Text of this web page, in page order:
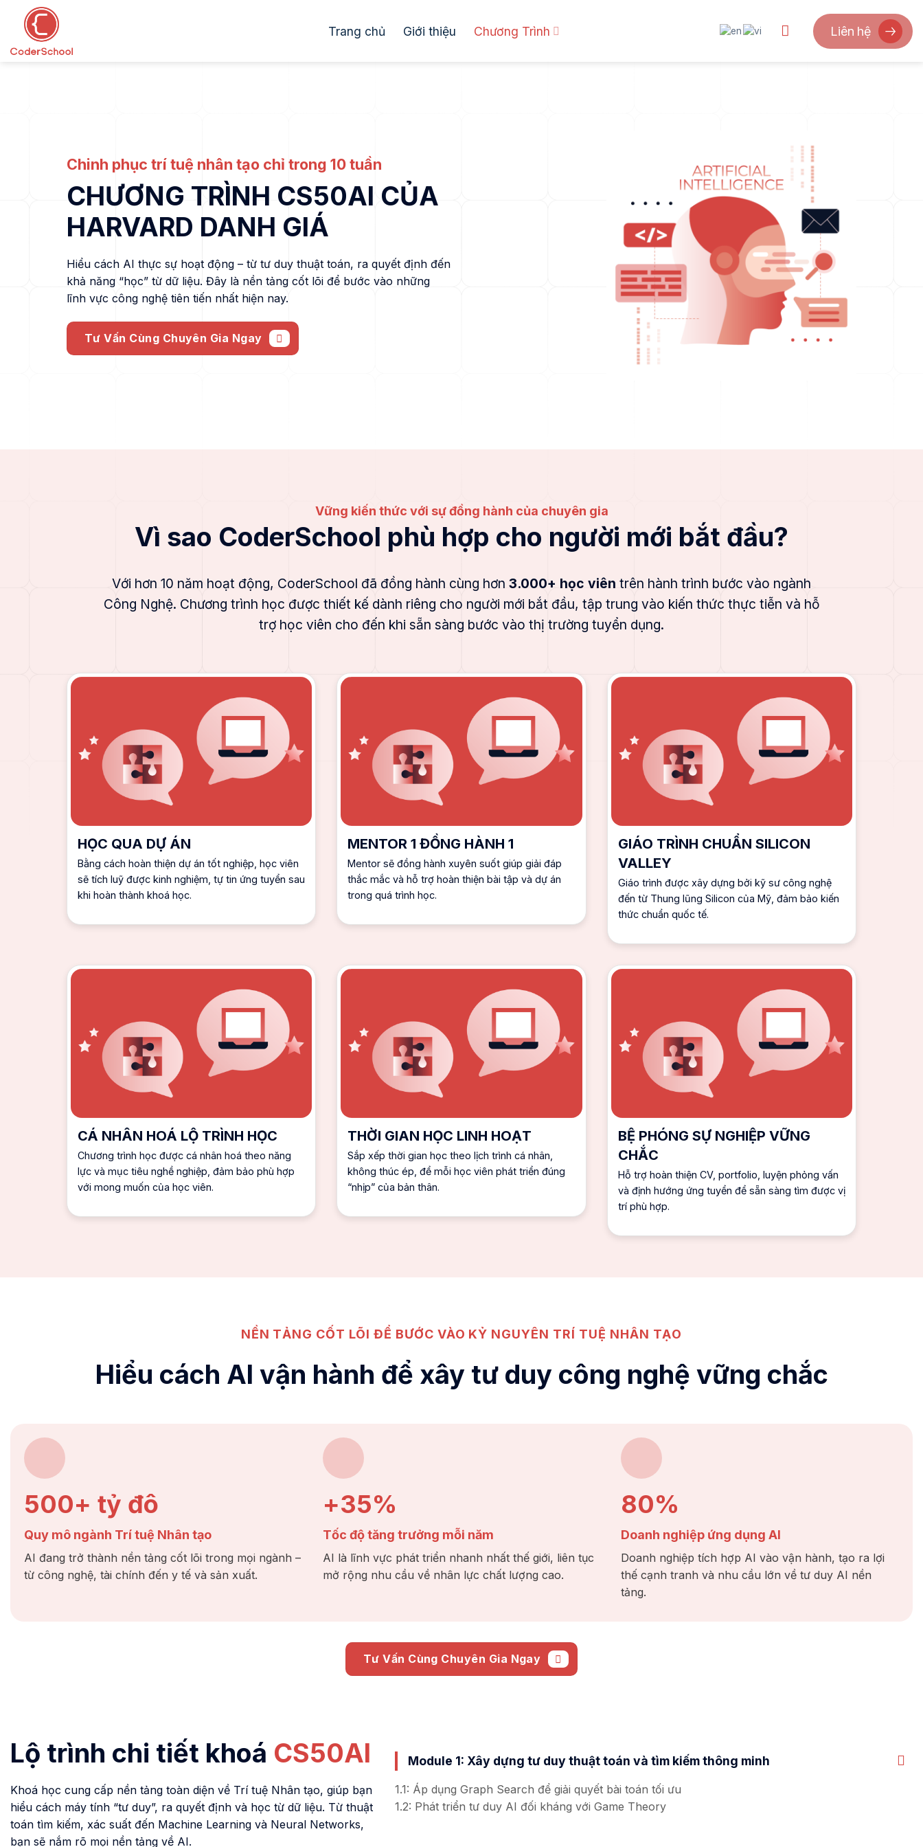
dung
Trang chủ Giới thiệu Chương Trình Liên hệ
Chinh phục trí tuệ nhân tạo chỉ trong 10 tuần
CHƯƠNG TRÌNH CS50AI CỦA
HARVARD DANH GIÁ
Hiểu cách AI thực sự hoạt động – từ tư duy thuật toán, ra quyết định đến
khả năng “học” từ dữ liệu. Đây là nền tảng cốt lõi để bước vào những
lĩnh vực công nghệ tiên tiến nhất hiện nay.
Tư Vấn Cùng Chuyên Gia Ngay
Vững kiến thức với sự đồng hành của chuyên gia
Vì sao CoderSchool phù hợp cho người mới bắt đầu?
Với hơn 10 năm hoạt động, CoderSchool đã đồng hành cùng hơn 3.000+ học viên trên hành trình bước vào ngành
Công Nghệ. Chương trình học được thiết kế dành riêng cho người mới bắt đầu, tập trung vào kiến thức thực tiễn và hỗ
trợ học viên cho đến khi sẵn sàng bước vào thị trường tuyển dụng.
HỌC QUA DỰ ÁN
Bằng cách hoàn thiện dự án tốt nghiệp, học viên
sẽ tích luỹ được kinh nghiệm, tự tin ứng tuyển sau
khi hoàn thành khoá học.
MENTOR 1 ĐỒNG HÀNH 1
Mentor sẽ đồng hành xuyên suốt giúp giải đáp
thắc mắc và hỗ trợ hoàn thiện bài tập và dự án
trong quá trình học.
GIÁO TRÌNH CHUẨN SILICON
VALLEY
Giáo trình được xây dựng bởi kỹ sư công nghệ
đến từ Thung lũng Silicon của Mỹ, đảm bảo kiến
thức chuẩn quốc tế.
CÁ NHÂN HOÁ LỘ TRÌNH HỌC
Chương trình học được cá nhân hoá theo năng
lực và mục tiêu nghề nghiệp, đảm bảo phù hợp
với mong muốn của học viên.
THỜI GIAN HỌC LINH HOẠT
Sắp xếp thời gian học theo lịch trình cá nhân,
không thúc ép, để mỗi học viên phát triển đúng
“nhịp” của bản thân.
BỆ PHÓNG SỰ NGHIỆP VỮNG
CHẮC
Hỗ trợ hoàn thiện CV, portfolio, luyện phỏng vấn
và định hướng ứng tuyển để sẵn sàng tìm được vị
trí phù hợp.
NỀN TẢNG CỐT LÕI ĐỂ BƯỚC VÀO KỶ NGUYÊN TRÍ TUỆ NHÂN TẠO
Hiểu cách AI vận hành để xây tư duy công nghệ vững chắc
500+ tỷ đô
Quy mô ngành Trí tuệ Nhân tạo
AI đang trở thành nền tảng cốt lõi trong mọi ngành –
từ công nghệ, tài chính đến y tế và sản xuất.
+35%
Tốc độ tăng trưởng mỗi năm
AI là lĩnh vực phát triển nhanh nhất thế giới, liên tục
mở rộng nhu cầu về nhân lực chất lượng cao.
80%
Doanh nghiệp ứng dụng AI
Doanh nghiệp tích hợp AI vào vận hành, tạo ra lợi
thế cạnh tranh và nhu cầu lớn về tư duy AI nền
tảng.
Tư Vấn Cùng Chuyên Gia Ngay
Lộ trình chi tiết khoá CS50AI
Khoá học cung cấp nền tảng toàn diện về Trí tuệ Nhân tạo, giúp bạn
hiểu cách máy tính “tư duy”, ra quyết định và học từ dữ liệu. Từ thuật
toán tìm kiếm, xác suất đến Machine Learning và Neural Networks,
bạn sẽ nắm rõ mọi nền tảng về AI.
Module 1: Xây dựng tư duy thuật toán và tìm kiếm thông minh
1.1: Áp dụng Graph Search để giải quyết bài toán tối ưu
1.2: Phát triển tư duy AI đối kháng với Game Theory